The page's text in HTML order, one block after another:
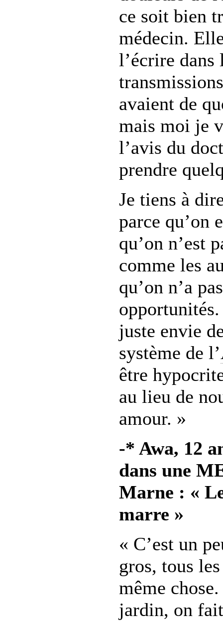
ce soit bien
médecin.
l’écrire dans
avaient de
mais moi je
l’avis du
prendre
Je tiens à
parce qu’on
qu’on n’est
comme les
qu’on n’a
juste envie
système de l’
être
au lieu de
amour. »
-* Awa, 12
dans une
Marne : «
marre »
« C’est un
gros, tous
même
jardin, on